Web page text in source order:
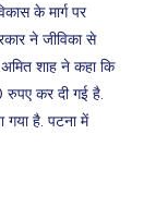
के मार्ग पर
ने जीविका से
शाह ने कहा कि
रुपए कर दी गई है.
है. पटना में